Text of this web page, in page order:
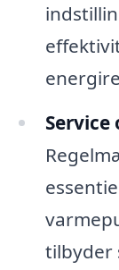
Service
tilbyder